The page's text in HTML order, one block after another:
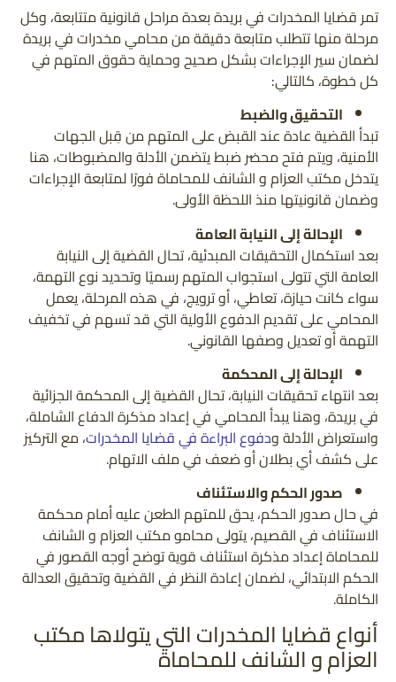
تمر قضايا المخدرات في بريدة بعدة مراحل قانونية متتابعة، وكل
مرحلة منها تتطلب متابعة دقيقة من محامي مخدرات في بريدة
لضمان سير الإجراءات بشكل صحيح وحماية حقوق المتهم في
كل خطوة، كالتالي:
التحقيق والضبط
تبدأ القضية عادة عند القبض على المتهم من قِبل الجهات
الأمنية، ويتم فتح محضر ضبط يتضمن الأدلة والمضبوطات، هنا
يتدخل مكتب العزام و الشانف للمحاماة فورًا لمتابعة الإجراءات
وضمان قانونيتها منذ اللحظة الأولى.
الإحالة إلى النيابة العامة
بعد استكمال التحقيقات المبدئية، تحال القضية إلى النيابة
العامة التي تتولى استجواب المتهم رسميًا وتحديد نوع التهمة،
سواء كانت حيازة، تعاطي، أو ترويج، في هذه المرحلة، يعمل
المحامي على تقديم الدفوع الأولية التي قد تسهم في تخفيف
التهمة أو تعديل وصفها القانوني.
الإحالة إلى المحكمة
بعد انتهاء تحقيقات النيابة، تحال القضية إلى المحكمة الجزائية
في بريدة، وهنا يبدأ المحامي في إعداد مذكرة الدفاع الشاملة،
واستعراض الأدلة ودفوع البراءة في قضايا المخدرات، مع التركيز
على كشف أي بطلان أو ضعف في ملف الاتهام.
صدور الحكم والاستئناف
في حال صدور الحكم، يحق للمتهم الطعن عليه أمام محكمة
الاستئناف في القصيم، يتولى محامو مكتب العزام و الشانف
للمحاماة إعداد مذكرة استئناف قوية توضح أوجه القصور في
الحكم الابتدائي، لضمان إعادة النظر في القضية وتحقيق العدالة
الكاملة.
أنواع قضايا المخدرات التي يتولاها مكتب
العزام و الشانف للمحاماة